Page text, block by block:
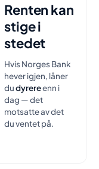
Renten kan
stige i
stedet
Hvis Norges Bank
hever igjen, låner
dudyrereenn i
dag — det
motsatte av det
du ventet på.